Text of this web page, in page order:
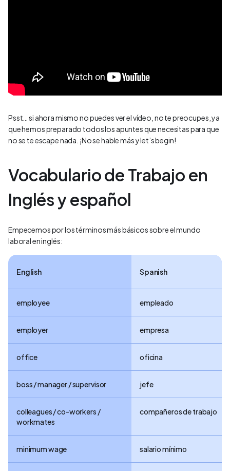
Psst… si ahora mismo no puedes ver el vídeo, no te preocupes, ya
que hemos preparado todos los apuntes que necesitas para que
no se te escape nada. ¡No se hable más y let’s begin!
Vocabulario de Trabajo en
Inglés y español
Empecemos por los términos más básicos sobre el mundo
laboral en inglés:
English Spanish
employee empleado
employer empresa
office oficina
boss / manager / supervisor jefe
colleagues / co-workers /
workmates
compañeros de trabajo
minimum wage salario mínimo